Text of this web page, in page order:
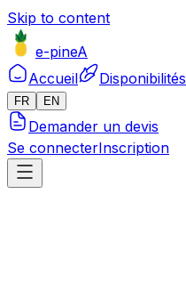
Skip to content
e-pineA
Accueil
Disponibilités
FR EN
Demander un devis
Se connecterInscription